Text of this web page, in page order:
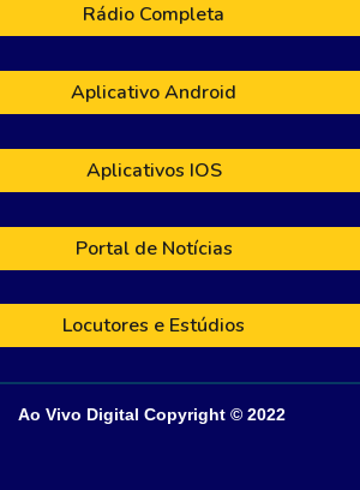
Rádio Completa
Aplicativo Android
Aplicativos IOS
Portal de Notícias
Locutores e Estúdios
Ao Vivo Digital Copyright © 2022